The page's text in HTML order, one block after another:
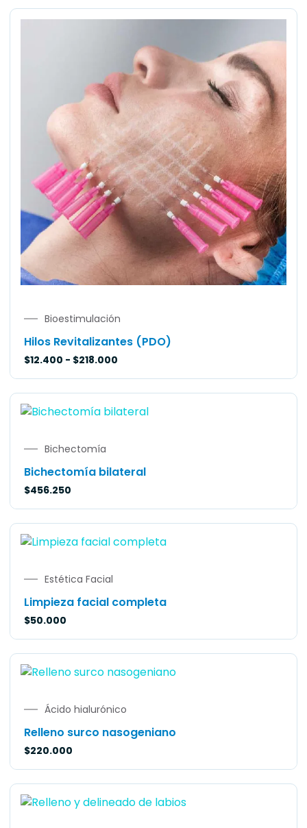
Bioestimulación
Hilos Revitalizantes (PDO)
$12.400 - $218.000
Bichectomía
Bichectomía bilateral
$456.250
Estética Facial
Limpieza facial completa
$50.000
Ácido hialurónico
Relleno surco nasogeniano
$220.000